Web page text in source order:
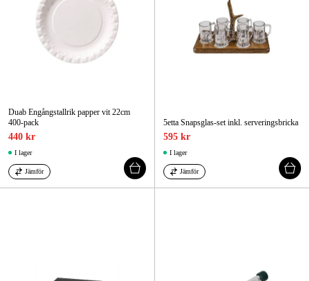
Duab Engångstallrik papper vit 22cm
400-pack
440 kr
I lager
Jämför
5etta Snapsglas-set inkl. serveringsbricka
595 kr
I lager
Jämför